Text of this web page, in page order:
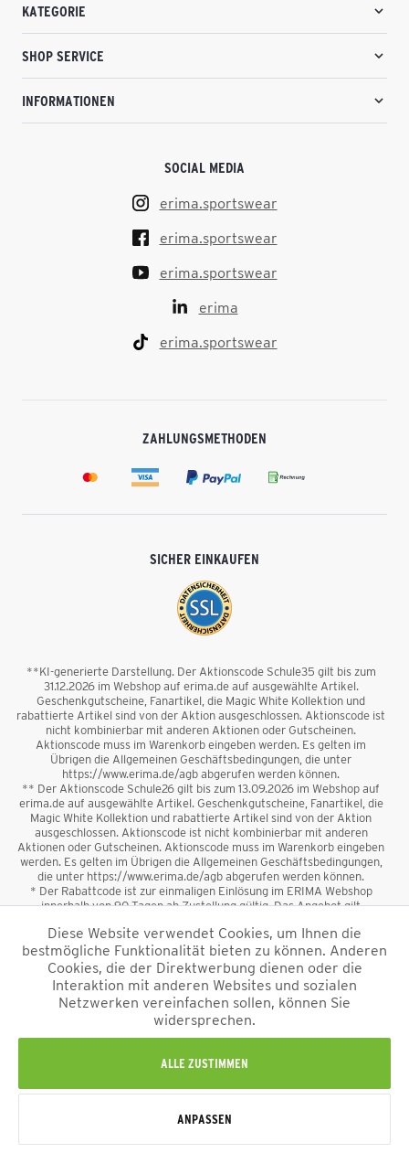
KATEGORIE
SHOP SERVICE
INFORMATIONEN
SOCIAL MEDIA
erima.sportswear
erima.sportswear
erima.sportswear
erima
erima.sportswear
ZAHLUNGSMETHODEN
SICHER EINKAUFEN
**KI-generierte Darstellung. Der Aktionscode Schule35 gilt bis zum
31.12.2026 im Webshop auf erima.de auf ausgewählte Artikel.
Geschenkgutscheine, Fanartikel, die Magic White Kollektion und
rabattierte Artikel sind von der Aktion ausgeschlossen. Aktionscode ist
nicht kombinierbar mit anderen Aktionen oder Gutscheinen.
Aktionscode muss im Warenkorb eingeben werden. Es gelten im
Übrigen die Allgemeinen Geschäftsbedingungen, die unter
https://www.erima.de/agb abgerufen werden können.
** Der Aktionscode Schule26 gilt bis zum 13.09.2026 im Webshop auf
erima.de auf ausgewählte Artikel. Geschenkgutscheine, Fanartikel, die
Magic White Kollektion und rabattierte Artikel sind von der Aktion
ausgeschlossen. Aktionscode ist nicht kombinierbar mit anderen
Aktionen oder Gutscheinen. Aktionscode muss im Warenkorb eingeben
werden. Es gelten im Übrigen die Allgemeinen Geschäftsbedingungen,
die unter https://www.erima.de/agb abgerufen werden können.
* Der Rabattcode ist zur einmaligen Einlösung im ERIMA Webshop
innerhalb von 90 Tagen ab Zustellung gültig. Das Angebot gilt
sowie Geschenkgutscheine sind vom Rabatt ausgeschlossen. Der
Rabattcode ist nicht mit anderen Aktionen oder Gutscheinen
kombinierbar. Der Mindestbestellwert beträgt 50 €
*Alle Preise verstehen sich inkl. Mehrwertsteuer und zzgl.
und ggf. Nachnahmegebühren, wenn nicht anders
beschrieben.
Alle Rechte vorbehalten © 2026
Diese Website verwendet Cookies, um Ihnen die
bestmögliche Funktionalität bieten zu können. Anderen
Cookies, die der Direktwerbung dienen oder die
Interaktion mit anderen Websites und sozialen
Netzwerken vereinfachen sollen, können Sie
widersprechen.